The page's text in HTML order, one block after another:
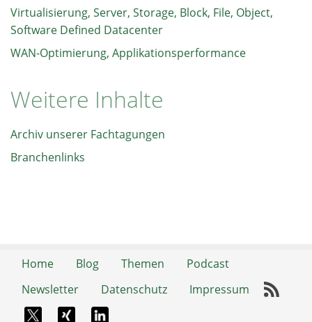
Virtualisierung, Server, Storage, Block, File, Object,
Software Defined Datacenter
WAN-Optimierung, Applikationsperformance
Weitere Inhalte
Archiv unserer Fachtagungen
Branchenlinks
Home Blog Themen
Podcast
Newsletter
Datenschutz Impressum
X-TwitterXing